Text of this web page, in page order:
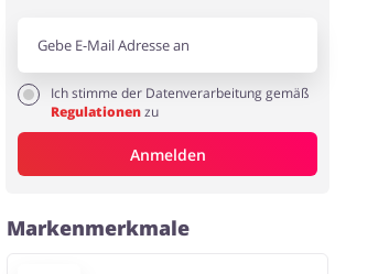
Ich stimme der Datenverarbeitung gemäß
Regulationenzu
Anmelden
Markenmerkmale